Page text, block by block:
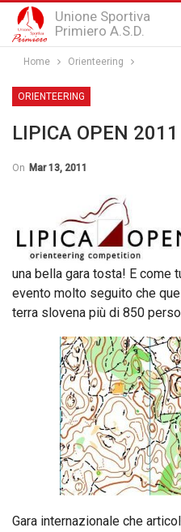
Unione Sportiva
Primiero A.S.D.
Home Orienteering
ORIENTEERING
LIPICA OPEN 2011
On Mar 13, 2011
una bella gara tosta! E come
evento molto seguito che
terra slovena più di 850
Gara internazionale che